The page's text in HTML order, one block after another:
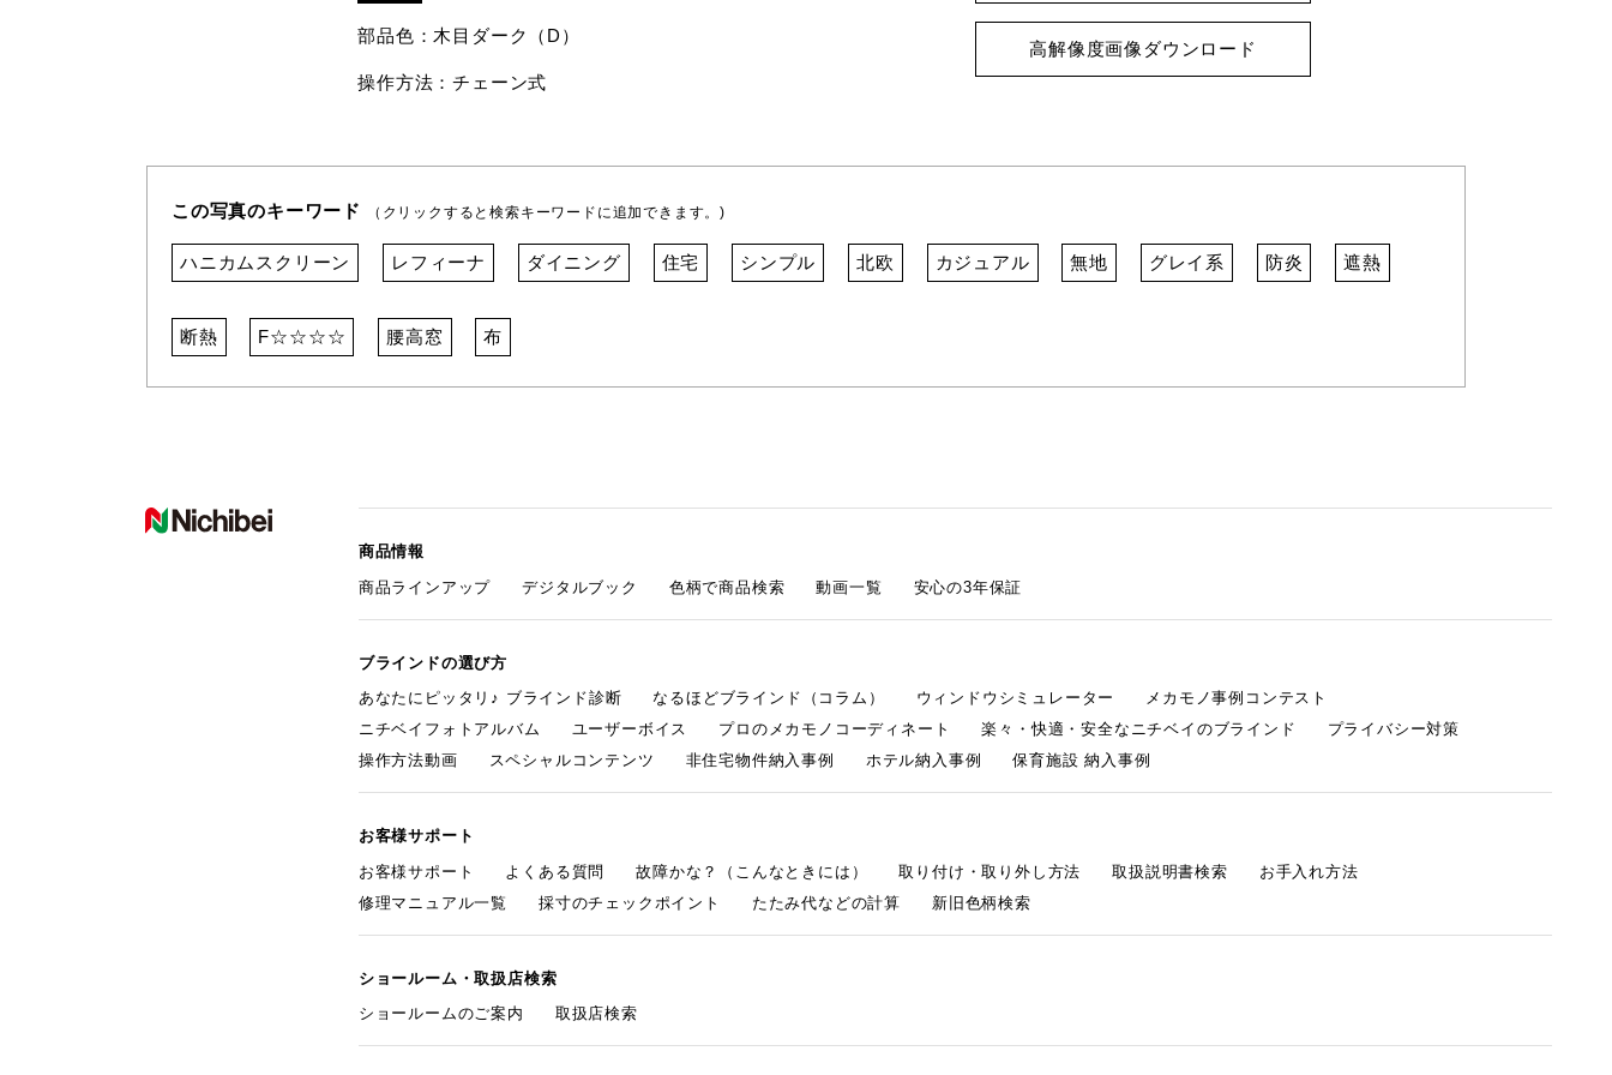
部品色：木目ダーク（D）
操作方法：チェーン式
高解像度画像ダウンロード
この写真のキーワード （クリックすると検索キーワードに追加できます。)
ハニカムスクリーン レフィーナ ダイニング 住宅 シンプル 北欧 カジュアル 無地 グレイ系 防炎 遮熱
断熱 F☆☆☆☆ 腰高窓 布
商品情報
商品ラインアップ
デジタルブック 色柄で商品検索 動画一覧 安心の3年保証
ブラインドの選び方
あなたにピッタリ♪ ブラインド診断
なるほどブラインド（コラム） ウィンドウシミュレーター
メカモノ事例コンテスト
ニチベイフォトアルバム
ユーザーボイス プロのメカモノコーディネート 楽々・快適・安全なニチベイのブラインド
プライバシー対策
操作方法動画
スペシャルコンテンツ 非住宅物件納入事例 ホテル納入事例 保育施設 納入事例
お客様サポート
お客様サポート
よくある質問 故障かな？（こんなときには） 取り付け・取り外し方法 取扱説明書検索
お手入れ方法
修理マニュアル一覧
採寸のチェックポイント たたみ代などの計算 新旧色柄検索
ショールーム・取扱店検索
ショールームのご案内
取扱店検索